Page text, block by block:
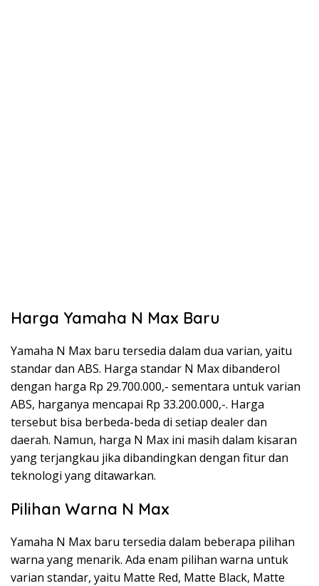
Harga Yamaha N Max Baru
Yamaha N Max baru tersedia dalam dua varian, yaitu
standar dan ABS. Harga standar N Max dibanderol
dengan harga Rp 29.700.000,- sementara untuk varian
ABS, harganya mencapai Rp 33.200.000,-. Harga
tersebut bisa berbeda-beda di setiap dealer dan
daerah. Namun, harga N Max ini masih dalam kisaran
yang terjangkau jika dibandingkan dengan fitur dan
teknologi yang ditawarkan.
Pilihan Warna N Max
Yamaha N Max baru tersedia dalam beberapa pilihan
warna yang menarik. Ada enam pilihan warna untuk
varian standar, yaitu Matte Red, Matte Black, Matte